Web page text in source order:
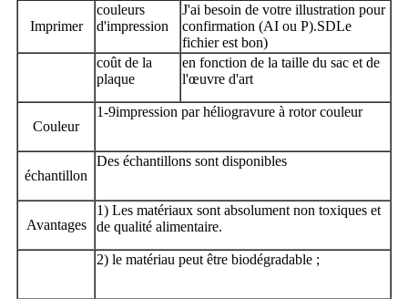
Imprimer
couleurs
d'impression
J'ai besoin de votre illustration pour
confirmation (AI ou P).SDLe
fichier est bon)
coût de la
plaque
en fonction de la taille du sac et de
l'œuvre d'art
Couleur
1-9impression par héliogravure à rotor couleur
échantillon
Des échantillons sont disponibles
Avantages
1) Les matériaux sont absolument non toxiques et
de qualité alimentaire.
2) le matériau peut être biodégradable ;